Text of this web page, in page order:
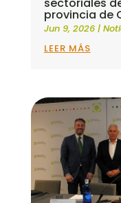
provincia de
Jun 9, 2026|
LEER MÁS